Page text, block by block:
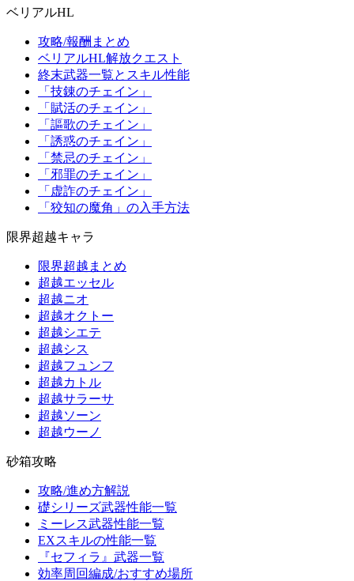
ベリアルHL
攻略/報酬まとめ
ベリアルHL解放クエスト
終末武器一覧とスキル性能
「技錬のチェイン」
「賦活のチェイン」
「謳歌のチェイン」
「誘惑のチェイン」
「禁忌のチェイン」
「邪罪のチェイン」
「虚詐のチェイン」
「狡知の魔角」の入手方法
限界超越キャラ
限界超越まとめ
超越エッセル
超越ニオ
超越オクトー
超越シエテ
超越シス
超越フュンフ
超越カトル
超越サラーサ
超越ソーン
超越ウーノ
砂箱攻略
攻略/進め方解説
礎シリーズ武器性能一覧
ミーレス武器性能一覧
EXスキルの性能一覧
『セフィラ』武器一覧
効率周回編成/おすすめ場所